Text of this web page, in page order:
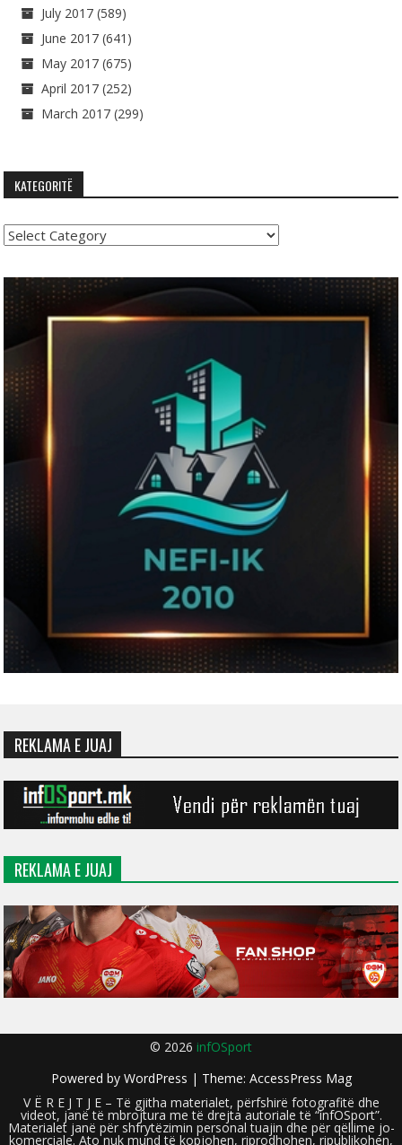
July 2017 (589)
June 2017 (641)
May 2017 (675)
April 2017 (252)
March 2017 (299)
KATEGORITË
Kategoritë
REKLAMA E JUAJ
REKLAMA E JUAJ
© 2026 infOSport
Powered by WordPress | Theme: AccessPress Mag
V Ë R E J T J E – Të gjitha materialet, përfshirë fotografitë dhe
videot, janë të mbrojtura me të drejta autoriale të “infOSport”.
Materialet janë për shfrytëzimin personal tuajin dhe për qëllime jo-
komerciale. Ato nuk mund të kopjohen, riprodhohen, ripublikohen,